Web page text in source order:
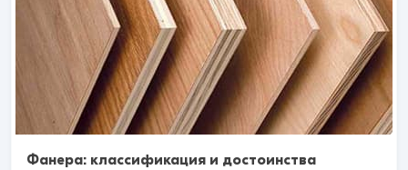
Фанера: классификация и достоинства